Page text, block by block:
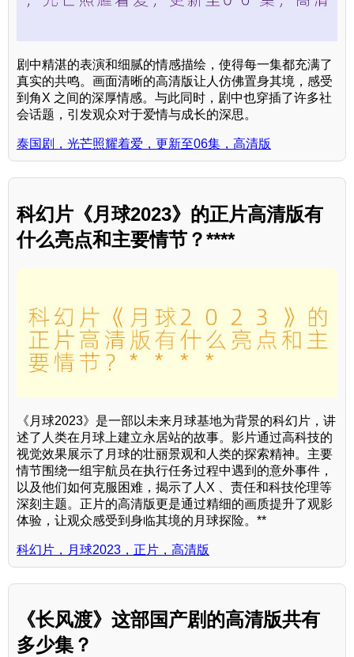
剧中精湛的表演和细腻的情感描绘，使得每一集都充满了
真实的共鸣。画面清晰的高清版让人仿佛置身其境，感受
到角X 之间的深厚情感。与此同时，剧中也穿插了许多社
会话题，引发观众对于爱情与成长的深思。
泰国剧，光芒照耀着爱，更新至06集，高清版
科幻片《月球2023》的正片高清版有
什么亮点和主要情节？****
《月球2023》是一部以未来月球基地为背景的科幻片，讲
述了人类在月球上建立永居站的故事。影片通过高科技的
视觉效果展示了月球的壮丽景观和人类的探索精神。主要
情节围绕一组宇航员在执行任务过程中遇到的意外事件，
以及他们如何克服困难，揭示了人X 、责任和科技伦理等
深刻主题。正片的高清版更是通过精细的画质提升了观影
体验，让观众感受到身临其境的月球探险。**
科幻片，月球2023，正片，高清版
《长风渡》这部国产剧的高清版共有
多少集？